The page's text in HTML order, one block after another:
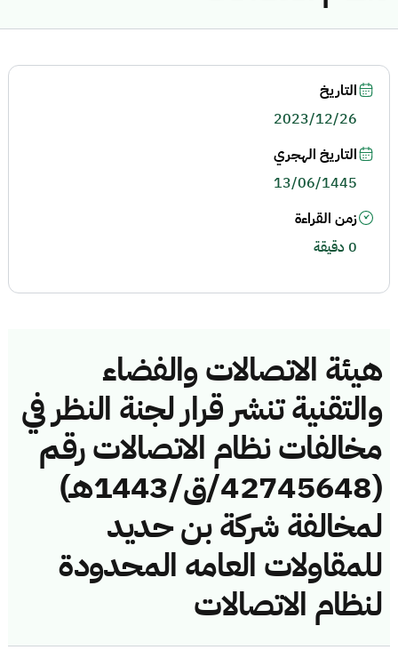
هيئة الاتصالات والفضاء
والتقنية تنشر قرار لجنة النظر في
مخالفات نظام الاتصالات رقم
(42745648/ق/1443هـ)
لمخالفة شركة بن حديد
للمقاولات العامه المحدودة
لنظام الاتصالات
التاريخ
2023/12/26
التاريخ الهجري
13/06/1445
زمن القراءة
0 دقيقة